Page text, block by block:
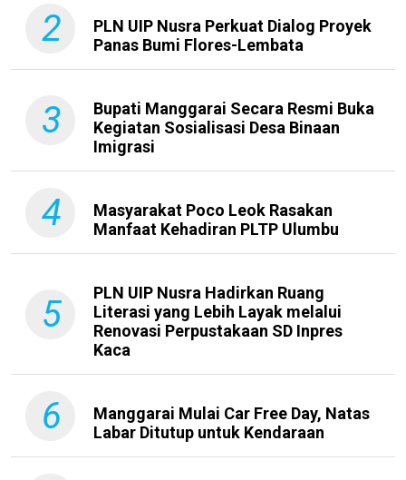
2
PLN UIP Nusra Perkuat Dialog Proyek
Panas Bumi Flores-Lembata
3
Bupati Manggarai Secara Resmi Buka
Kegiatan Sosialisasi Desa Binaan
Imigrasi
4
Masyarakat Poco Leok Rasakan
Manfaat Kehadiran PLTP Ulumbu
5
PLN UIP Nusra Hadirkan Ruang
Literasi yang Lebih Layak melalui
Renovasi Perpustakaan SD Inpres
Kaca
6
Manggarai Mulai Car Free Day, Natas
Labar Ditutup untuk Kendaraan